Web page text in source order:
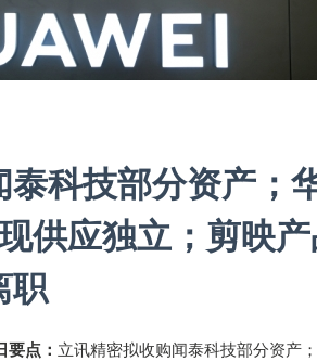
科技部分资产；
供应独立；剪映
职
要点： 立讯精密拟收购闻泰科技部分资产